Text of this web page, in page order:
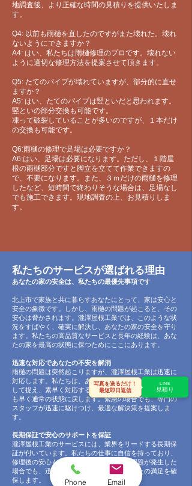
地調査後、より正確な時間の見積りを提供いたしま
す。
Q4: 以前も雨樋を直したのですがまた壊れた。壊れ
ないようにできますか？
A4: はい、私たちは雨樋修理のプロです。壊れない
ように適切な修理方法を提案させて頂きます。
Q5: たてのパイプが壊れていますが、部分的に直せ
ますか？
A5: はい、たてのパイプは竪といだと思われます。
竪といの部分交換も可能です。
​凍って破裂していることが多いのですが、１本だけ
の交換も可能です。
Q6:雨樋の修理で足場は必要ですか？
A6:はい、足場は必要になります。ただし、１階屋
根の雨樋部分ですと脚立を立てて作業できますの
で、不要になります。また、３ｍだけの雨樋を修理
したなど、短時間で終わりそうな場合は、足場なし
でも施工できます。現地調査の上、お見積りしま
す。
私たちのサービスが選ばれる理由
あなたの家の安全は、私たちの最優先事項です
北上市で家族と共に暮らすあなたにとって、家は安心と
安全の象徴です。しかし、雨樋の問題が起こると、その
安心は脅かされます。瀧澤屋根工業では、このような状
況をすばやく、確実に解決し、あなたの家の安全を守り
ます。私たちの高品質なサービスと長年の経験は、あな
たの家を最高の状態に保つためにここにあります。
迅速な対応であなたの不安を解消
雨樋の問題は突然起こりますが、瀧澤屋根工業は迅速に
対応します。私たちは、あなたの問題を私たちの問題と
して捉え、素早く対応することで、あなたの生活を一刻
も早く通常の状態に戻します。緊急の場合でも、専門の
スタッフが迅速に駆けつけ、最適な解決策を提案しま
す。
長期保証で安心のサポートを保証
瀧澤屋根工業のサービスには、業界をリードする長期保
証が付いています。私たちの仕事に自信を持っており、
修理後の安心もお約束します。万が一の問題が発生した
場合でも、迅速かつ効果的に対応し、あなたの満足を確
保します。
Phone Email
写真を送るだけ！
最短即日返信
LINE
見積り